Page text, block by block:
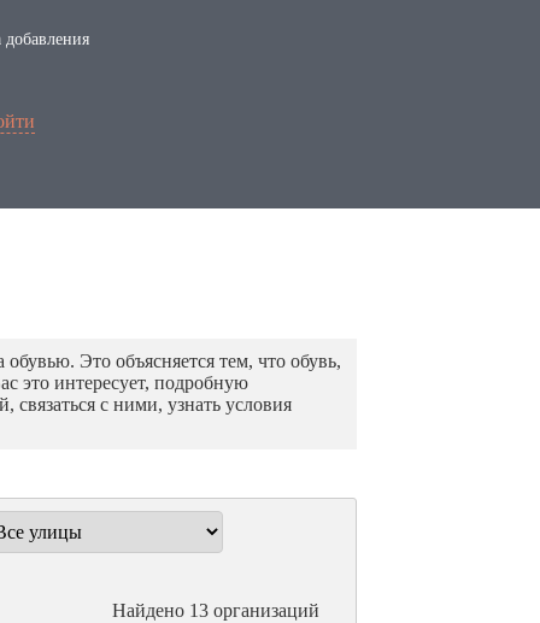
Это объясняется тем, что обувь,
это интересует, подробную
с ними, узнать условия
Найдено 13 организаций